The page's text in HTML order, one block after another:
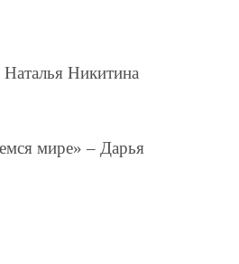
Никитина
мире» – Дарья